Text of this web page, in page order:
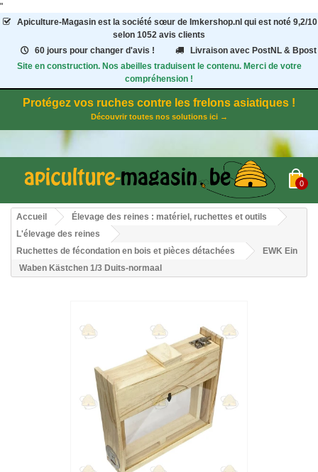
"
Apiculture-Magasinest la société sœur de Imkershop.nl qui est noté 9,2/10
selon 1052 avis clients
60 jours pour changer d'avis !
Livraison avec PostNL & Bpost
Site en construction. Nos abeilles traduisent le contenu. Merci de votre
compréhension !
Protégez vos ruches contre les frelons asiatiques !
Découvrir toutes nos solutions ici →
0
Accueil
Élevage des reines : matériel, ruchettes et outils
L'élevage des reines
Ruchettes de fécondation en bois et pièces détachées
EWK Ein
Waben Kästchen 1/3 Duits-normaal